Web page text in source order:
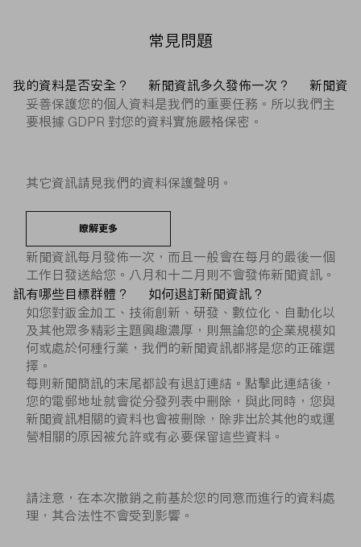
常見問題
我的資料是否安全？
妥善保護您的個人資料是我們的重要任務。所以我們主
要根據 GDPR 對您的資料實施嚴格保密。
其它資訊請見我們的資料保護聲明。
瞭解更多
新聞資訊多久發佈一次？
新聞資訊每月發佈一次，而且一般會在每月的最後一個
工作日發送給您。八月和十二月則不會發佈新聞資訊。
新聞資
訊有哪些目標群體？
如您對鈑金加工、技術創新、研發、數位化、自動化以
及其他眾多精彩主題興趣濃厚，則無論您的企業規模如
何或處於何種行業，我們的新聞資訊都將是您的正確選
擇。
如何退訂新聞資訊？
每則新聞簡訊的末尾都設有退訂連結。點擊此連結後，
您的電郵地址就會從分發列表中刪除，與此同時，您與
新聞資訊相關的資料也會被刪除，除非出於其他的或運
營相關的原因被允許或有必要保留這些資料。
請注意，在本次撤銷之前基於您的同意而進行的資料處
理，其合法性不會受到影響。